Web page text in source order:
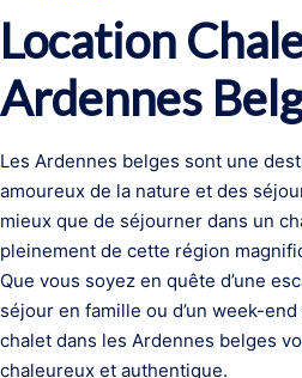
Location
Ardennes
Les Ardennes belges sont une
amoureux de la nature et des
mieux que de séjourner dans un
pleinement de cette région
Que vous soyez en quête d’une
séjour en famille ou d’un week-
chalet dans les Ardennes belges
chaleureux et authentique.